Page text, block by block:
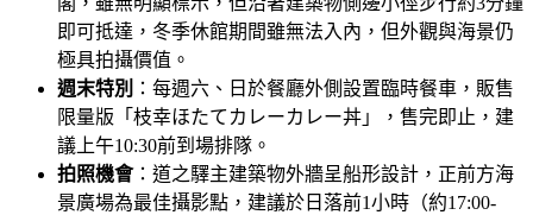
即可抵達，冬季休館期間雖無法入內，但外觀與海景仍
極具拍攝價值。
週末特別 ：每週六、日於餐廳外側設置臨時餐車，販售
限量版「枝幸ほたてカレーカレー丼」，售完即止，建
議上午10:30前到場排隊。
拍照機會：道之驛主建築物外牆呈船形設計，正前方海
景廣場為最佳攝影點，建議於日落前1小時（約17:00-